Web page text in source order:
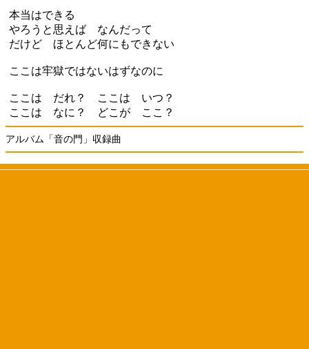
本当はできる
やろうと思えば なんだって
だけど ほとんど何にもできない
ここは牢獄ではないはずなのに
ここは だれ？ ここは いつ？
ここは なに？ どこが ここ？
アルバム「音の門」収録曲